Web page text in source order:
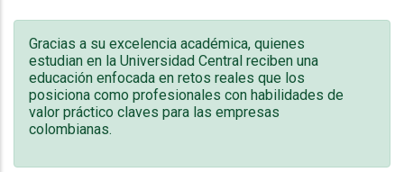
Gracias a su excelencia académica, quienes
estudian en la Universidad Central reciben una
educación enfocada en retos reales que los
posiciona como profesionales con habilidades de
valor práctico claves para las empresas
colombianas.